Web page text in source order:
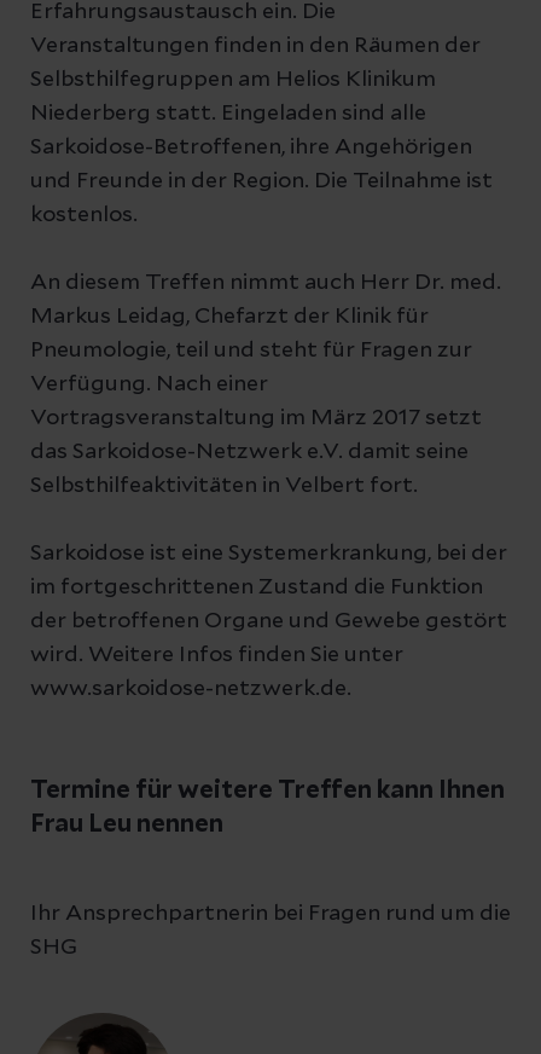
Erfahrungsaustausch ein. Die
Veranstaltungen finden in den Räumen der
Selbsthilfegruppen am Helios Klinikum
Niederberg statt. Eingeladen sind alle
Sarkoidose-Betroffenen, ihre Angehörigen
und Freunde in der Region. Die Teilnahme ist
kostenlos.
An diesem Treffen nimmt auch Herr Dr. med.
Markus Leidag, Chefarzt der Klinik für
Pneumologie, teil und steht für Fragen zur
Verfügung. Nach einer
Vortragsveranstaltung im März 2017 setzt
das Sarkoidose-Netzwerk e.V. damit seine
Selbsthilfeaktivitäten in Velbert fort.
Sarkoidose ist eine Systemerkrankung, bei der
im fortgeschrittenen Zustand die Funktion
der betroffenen Organe und Gewebe gestört
wird. Weitere Infos finden Sie unter
www.sarkoidose-netzwerk.de.
Termine für weitere Treffen kann Ihnen
Frau Leu nennen
Ihr Ansprechpartnerin bei Fragen rund um die
SHG